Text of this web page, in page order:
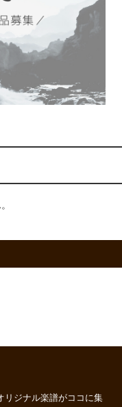
リジナル楽譜がココに集